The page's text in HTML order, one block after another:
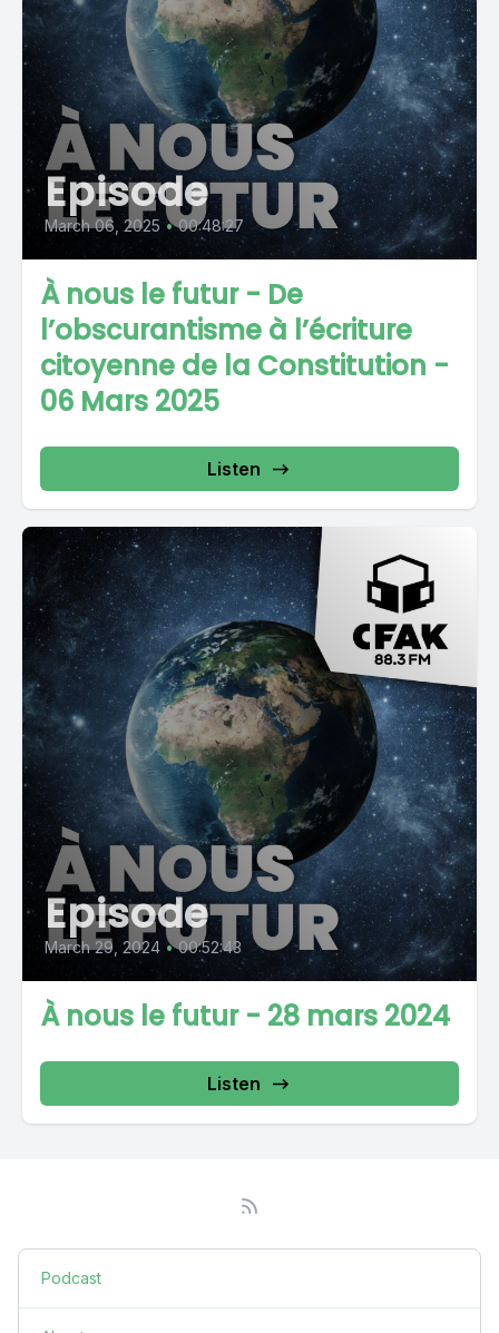
Episode
March 06, 2025 • 00:48:27
À nous le futur - De
l’obscurantisme à l’écriture
citoyenne de la Constitution -
06 Mars 2025
Listen
Episode
March 29, 2024 • 00:52:43
À nous le futur - 28 mars 2024
Listen
Podcast